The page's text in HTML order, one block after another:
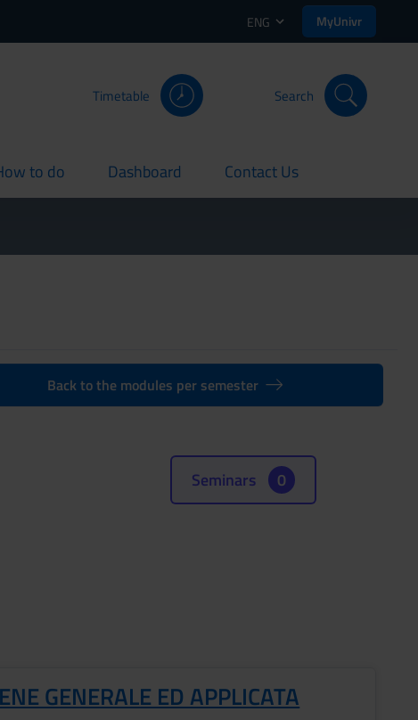
ENG MyUnivr
Timetable Search
to do Dashboard
current Contact Us
current
Back to the modules per semester
Seminars 0
GENERALE ED APPLICATA